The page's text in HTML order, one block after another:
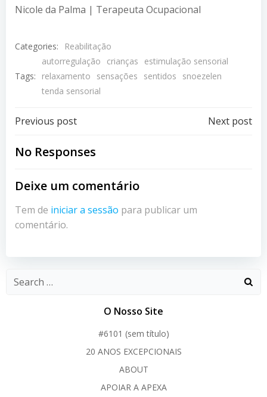
Nicole da Palma | Terapeuta Ocupacional
Categories: Reabilitação
Tags:
autorregulação crianças
estimulação sensorial
relaxamento
sensações sentidos
snoezelen
tenda sensorial
Post
navigation
Previous post Next post
No Responses
Deixe um comentário
Tem de iniciar a sessão para publicar um
comentário.
O Nosso Site
#6101 (sem título)
20 ANOS EXCEPCIONAIS
ABOUT
APOIAR A APEXA